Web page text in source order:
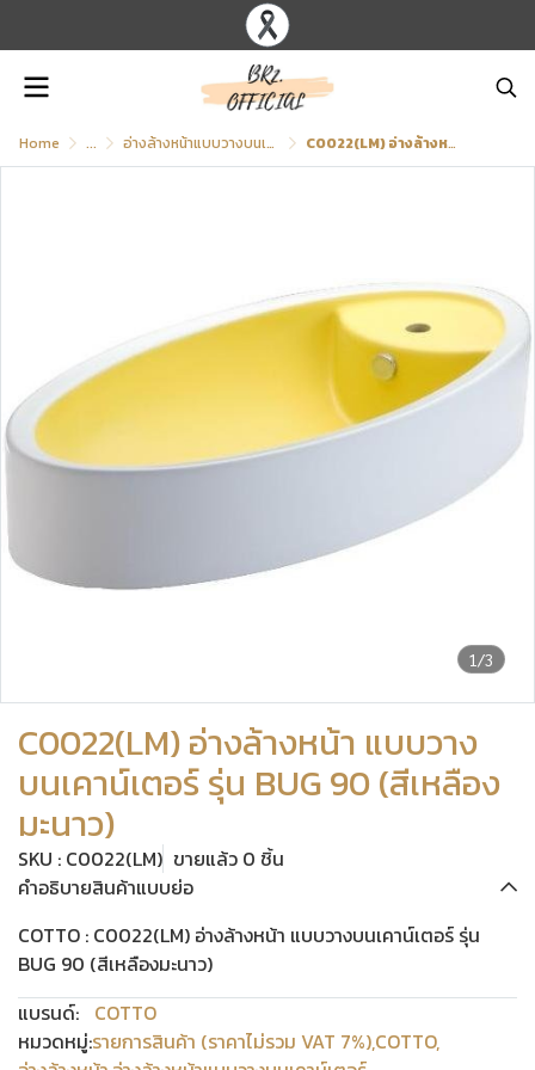
Home ... อ่างล้างหน้าแบบวางบนเคาน์เตอร์ C0022(LM) อ่างล้างหน้า แบบวางบนเคาน์เตอร์ รุ่น BUG 90 (สีเหลืองมะนาว)
1/3
C0022(LM) อ่างล้างหน้า แบบวาง
บนเคาน์เตอร์ รุ่น BUG 90 (สีเหลือง
มะนาว)
SKU : C0022(LM) ขายแล้ว 0 ชิ้น
คำอธิบายสินค้าแบบย่อ
COTTO : C0022(LM) อ่างล้างหน้า แบบวางบนเคาน์เตอร์ รุ่น
BUG 90 (สีเหลืองมะนาว)
แบรนด์: COTTO
หมวดหมู่:รายการสินค้า (ราคาไม่รวม VAT 7%),COTTO,